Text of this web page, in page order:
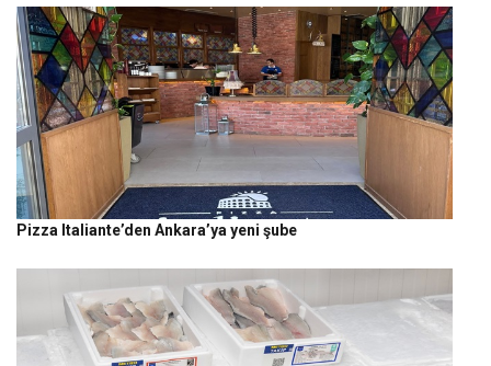
Pizza Italiante’den Ankara’ya yeni şube